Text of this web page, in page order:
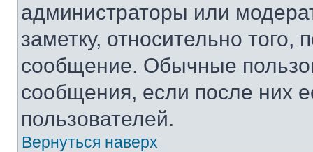
администраторы или
заметку, относительно
сообщение. Обычные
сообщения, если после них
пользователей.
Вернуться наверх